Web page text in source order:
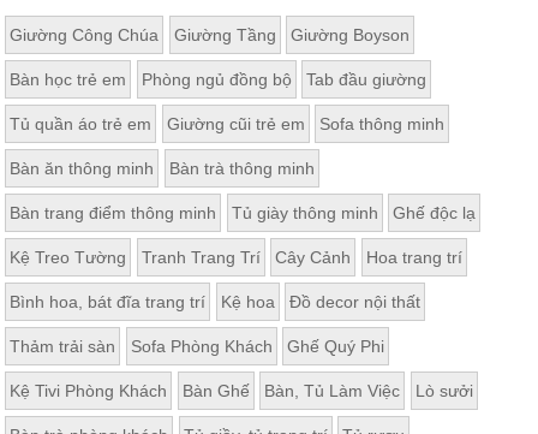
Giường Công Chúa Giường Tầng Giường Boyson
Bàn học trẻ em Phòng ngủ đồng bộ Tab đầu giường
Tủ quần áo trẻ em Giường cũi trẻ em Sofa thông minh
Bàn ăn thông minh Bàn trà thông minh
Bàn trang điểm thông minh Tủ giày thông minh Ghế độc lạ
Kệ Treo Tường Tranh Trang Trí Cây Cảnh Hoa trang trí
Bình hoa, bát đĩa trang trí Kệ hoa Đồ decor nội thất
Thảm trải sàn Sofa Phòng Khách Ghế Quý Phi
Kệ Tivi Phòng Khách Bàn Ghế Bàn, Tủ Làm Việc Lò sưởi